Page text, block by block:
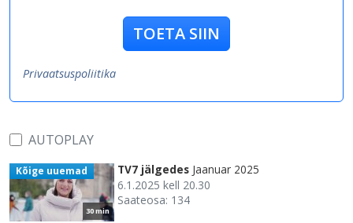
TOETA SIIN
Privaatsuspoliitika
AUTOPLAY
30 min
Kõige uuemad TV7 jälgedes Jaanuar 2025
6.1.2025 kell 20.30
Saateosa: 134